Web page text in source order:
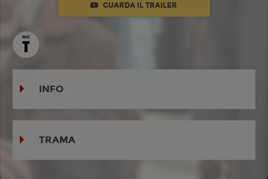
GUARDA IL TRAILER
INFO
TRAMA